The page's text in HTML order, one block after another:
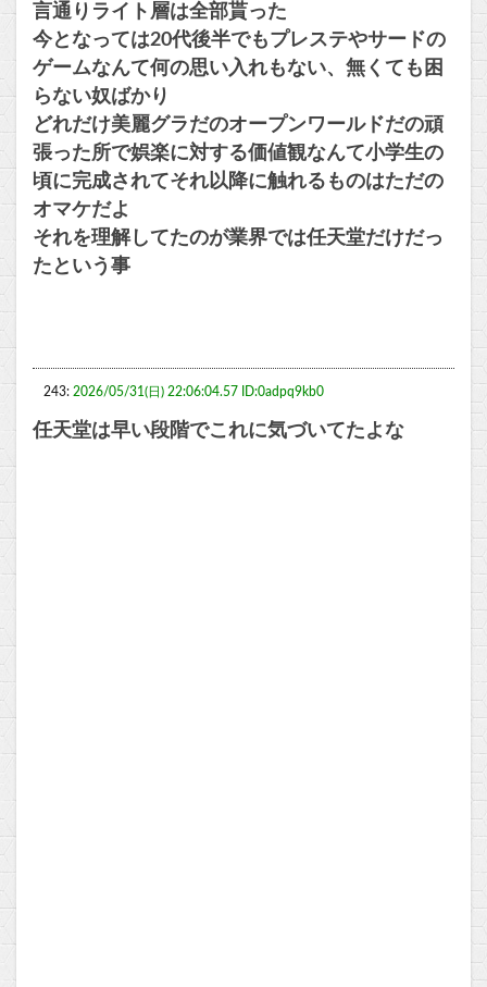
言通りライト層は全部貰った
今となっては20代後半でもプレステやサードの
ゲームなんて何の思い入れもない、無くても困
らない奴ばかり
どれだけ美麗グラだのオープンワールドだの頑
張った所で娯楽に対する価値観なんて小学生の
頃に完成されてそれ以降に触れるものはただの
オマケだよ
それを理解してたのが業界では任天堂だけだっ
たという事
243: 2026/05/31(日) 22:06:04.57 ID:0adpq9kb0
任天堂は早い段階でこれに気づいてたよな